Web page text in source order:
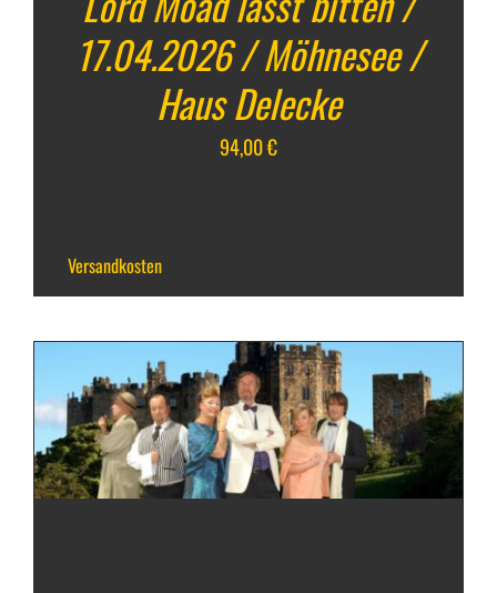
17.04.2026 / Möhnesee /
Haus Delecke
94,00€
Versandkosten